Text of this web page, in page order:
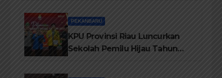
PEKANBARU
KPU Provinsi Riau Luncurkan
Sekolah Pemilu Hijau Tahun